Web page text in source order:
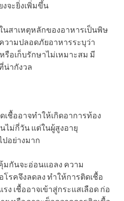
งจะยิ่งเพิ่มขึ้น
นสาเหตุหลักของอาหารเป็นพิษ
ามปลอดภัยอาหารระบุว่า
อเก็บรักษาไม่เหมาะสม มี
น่ากังวล
ชื้ออาจทำให้เกิดอาการท้อง
ไม่กี่วัน แต่ในผู้สูงอายุ
อย่างมาก
มกันจะอ่อนแอลง ความ
รคจึงลดลง ทำให้การติดเชื้อ
ง เชื้ออาจเข้าสู่กระแสเลือด ก่อ